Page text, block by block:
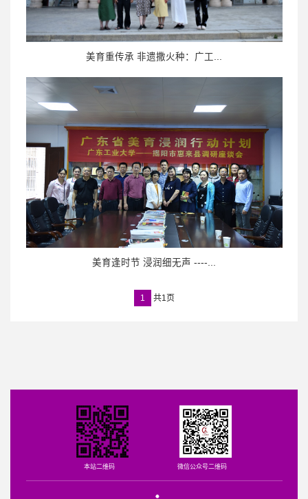
美育重传承 非遗撒火种：广工...
美育逢时节 浸润细无声 ----...
1 共1页
本站二维码 微信公众号二维码